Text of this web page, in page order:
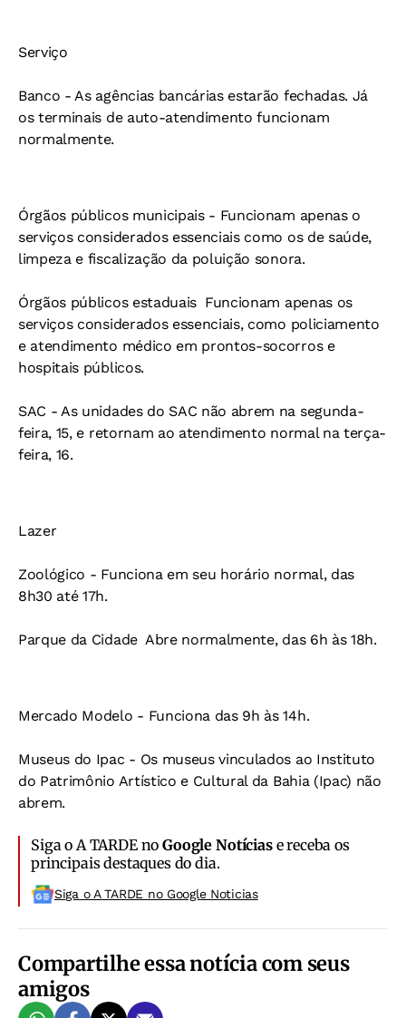
Serviço
Banco - As agências bancárias estarão fechadas. Já
os terminais de auto-atendimento funcionam
normalmente.
Órgãos públicos municipais - Funcionam apenas o
serviços considerados essenciais como os de saúde,
limpeza e fiscalização da poluição sonora.
Órgãos públicos estaduais  Funcionam apenas os
serviços considerados essenciais, como policiamento
e atendimento médico em prontos-socorros e
hospitais públicos.
SAC - As unidades do SAC não abrem na segunda-
feira, 15, e retornam ao atendimento normal na terça-
feira, 16.
Lazer
Zoológico - Funciona em seu horário normal, das
8h30 até 17h.
Parque da Cidade  Abre normalmente, das 6h às 18h.
Mercado Modelo - Funciona das 9h às 14h.
Museus do Ipac - Os museus vinculados ao Instituto
do Patrimônio Artístico e Cultural da Bahia (Ipac) não
abrem.
Siga o A TARDE noGoogle Notíciase receba os
principais destaques do dia.
Siga o A TARDE no Google Noticias
Compartilhe essa notícia com seus
amigos